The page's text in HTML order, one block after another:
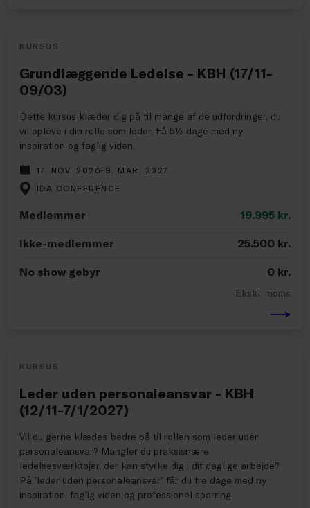
KURSUS
Grundlæggende Ledelse - KBH (17/11-
09/03)
Dette kursus klæder dig på til mange af de udfordringer, du
vil opleve i din rolle som leder. Få 5½ dage med ny
inspiration og faglig viden.
17. NOV. 2026-9. MAR. 2027
IDA CONFERENCE
Medlemmer 19.995 kr.
Ikke-medlemmer 25.500 kr.
No show gebyr 0 kr.
Ekskl. moms
KURSUS
Leder uden personaleansvar - KBH
(12/11-7/1/2027)
Vil du gerne klædes bedre på til rollen som leder uden
personaleansvar? Mangler du praksisnære
ledelsesværktøjer, der kan styrke dig i dit daglige arbejde?
På ’leder uden personaleansvar’ får du tre dage med ny
inspiration, faglig viden og professionel sparring.